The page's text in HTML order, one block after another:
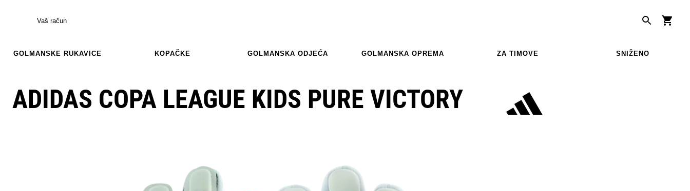
Vaš račun
GOLMANSKE RUKAVICE KOPAČKE GOLMANSKA ODJEĆA GOLMANSKA OPREMA ZA TIMOVE SNIŽENO
ADIDAS COPA LEAGUE KIDS PURE VICTORY